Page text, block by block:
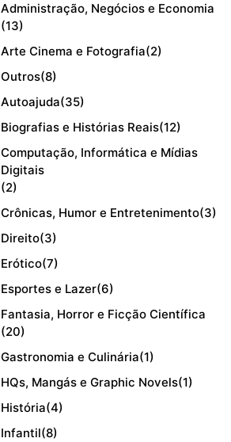
Administração, Negócios e Economia
(13)
Arte Cinema e Fotografia(2)
Outros(8)
Autoajuda(35)
Biografias e Histórias Reais(12)
Computação, Informática e Mídias
Digitais
(2)
Crônicas, Humor e Entretenimento(3)
Direito(3)
Erótico(7)
Esportes e Lazer(6)
Fantasia, Horror e Ficção Científica
(20)
Gastronomia e Culinária(1)
HQs, Mangás e Graphic Novels(1)
História(4)
Infantil(8)